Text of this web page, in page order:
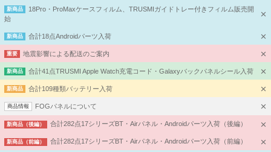
新商品
18Pro・ProMaxケースフィルム、TRUSMIガイドトレー付きフィルム販売開
始
新商品 合計18点Androidパーツ入荷
重要 地震影響による配送のご案内
新商品 合計41点TRUSMI Apple Watch充電コード・Galaxyバックパネルシール入荷
新商品 合計109種類バッテリー入荷
商品情報 FOGパネルについて
新商品（後編） 合計282点17シリーズBT・Airパネル・Androidパーツ入荷（後編）
新商品（前編） 合計282点17シリーズBT・Airパネル・Androidパーツ入荷（前編）